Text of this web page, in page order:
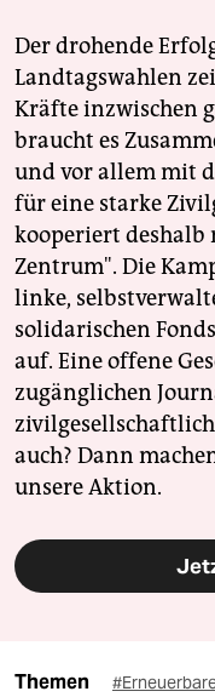
Der drohende
Landtagswahlen
Kräfte inzwischen
braucht es
und vor allem mit
für eine starke
kooperiert
Zentrum". Die
linke,
solidarischen
auf. Eine offene
zugänglichen
auch? Dann
unsere Aktion.
Themen